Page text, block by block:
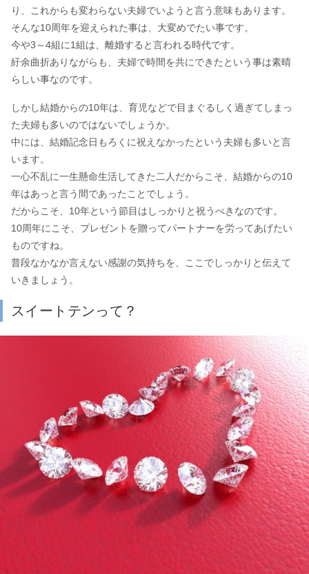
り、これからも変わらない夫婦でいようと言う意味もあります。
そんな10周年を迎えられた事は、大変めでたい事です。
今や3～4組に1組は、離婚すると言われる時代です。
紆余曲折ありながらも、夫婦で時間を共にできたという事は素晴
らしい事なのです。
しかし結婚からの10年は、育児などで目まぐるしく過ぎてしまっ
た夫婦も多いのではないでしょうか。
中には、結婚記念日もろくに祝えなかったという夫婦も多いと言
います。
一心不乱に一生懸命生活してきた二人だからこそ、結婚からの10
年はあっと言う間であったことでしょう。
だからこそ、10年という節目はしっかりと祝うべきなのです。
10周年にこそ、プレゼントを贈ってパートナーを労ってあげたい
ものですね。
普段なかなか言えない感謝の気持ちを、ここでしっかりと伝えて
いきましょう。
スイートテンって？